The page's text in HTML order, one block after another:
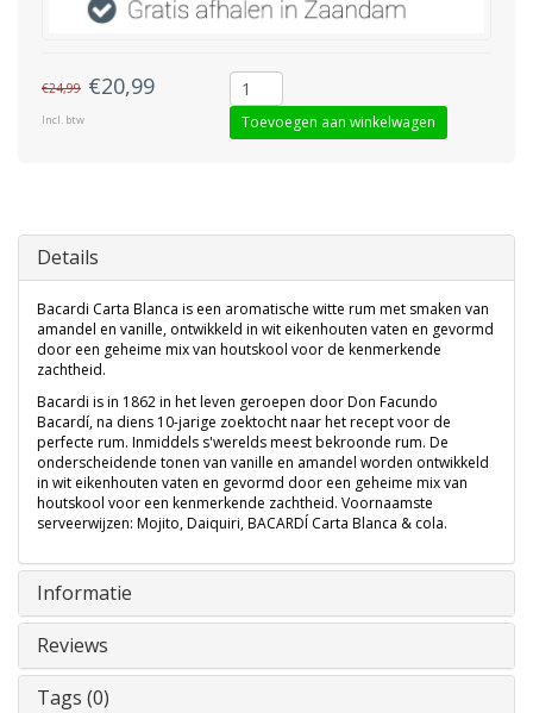
€24,99 €20,99
Incl. btw Toevoegen aan winkelwagen
Details
Bacardi Carta Blanca is een aromatische witte rum met smaken van
amandel en vanille, ontwikkeld in wit eikenhouten vaten en gevormd
door een geheime mix van houtskool voor de kenmerkende
zachtheid.
Bacardi is in 1862 in het leven geroepen door Don Facundo
Bacardí, na diens 10-jarige zoektocht naar het recept voor de
perfecte rum. Inmiddels s'werelds meest bekroonde rum. De
onderscheidende tonen van vanille en amandel worden ontwikkeld
in wit eikenhouten vaten en gevormd door een geheime mix van
houtskool voor een kenmerkende zachtheid. Voornaamste
serveerwijzen: Mojito, Daiquiri, BACARDÍ Carta Blanca & cola.
Informatie
Reviews
Tags (0)